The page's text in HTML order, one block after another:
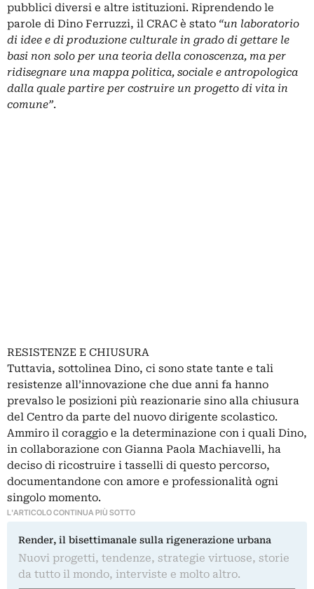
pubblici diversi e altre istituzioni. Riprendendo le
parole di Dino Ferruzzi, il CRAC è stato “un laboratorio
di idee e di produzione culturale in grado di gettare le
basi non solo per una teoria della conoscenza, ma per
ridisegnare una mappa politica, sociale e antropologica
dalla quale partire per costruire un progetto di vita in
comune”.
RESISTENZE E CHIUSURA
Tuttavia, sottolinea Dino, ci sono state tante e tali
resistenze all’innovazione che due anni fa hanno
prevalso le posizioni più reazionarie sino alla chiusura
del Centro da parte del nuovo dirigente scolastico.
Ammiro il coraggio e la determinazione con i quali Dino,
in collaborazione con Gianna Paola Machiavelli, ha
deciso di ricostruire i tasselli di questo percorso,
documentandone con amore e professionalità ogni
singolo momento.
L'ARTICOLO CONTINUA PIÙ SOTTO
Render, il bisettimanale sulla rigenerazione urbana
Nuovi progetti, tendenze, strategie virtuose, storie
da tutto il mondo, interviste e molto altro.